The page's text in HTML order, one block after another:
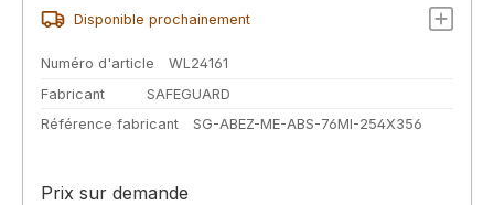
Disponible prochainement
Numéro d'article
WL24161
Fabricant
SAFEGUARD
Référence fabricant
SG-ABEZ-ME-ABS-76MI-254X356
Prix sur demande